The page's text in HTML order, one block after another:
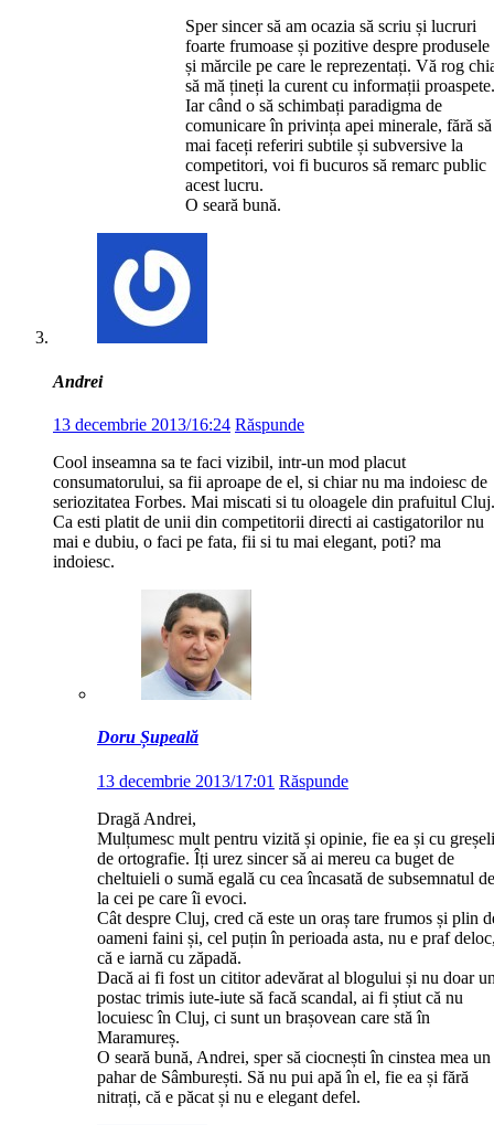
Sper sincer să am ocazia să scriu și lucruri
foarte frumoase și pozitive despre produsele
și mărcile pe care le reprezentați. Vă rog
să mă țineți la curent cu informații proaspete.
Iar când o să schimbați paradigma de
comunicare în privința apei minerale, fără să
mai faceți referiri subtile și subversive la
competitori, voi fi bucuros să remarc public
acest lucru.
O seară bună.
Andrei
13 decembrie 2013/16:24 Răspunde
Cool inseamna sa te faci vizibil, intr-un mod placut
consumatorului, sa fii aproape de el, si chiar nu ma indoiesc de
seriozitatea Forbes. Mai miscati si tu oloagele din prafuitul Cluj.
Ca esti platit de unii din competitorii directi ai castigatorilor nu
mai e dubiu, o faci pe fata, fii si tu mai elegant, poti? ma
indoiesc.
Doru Șupeală
13 decembrie 2013/17:01 Răspunde
Dragă Andrei,
Mulțumesc mult pentru vizită și opinie, fie ea și cu greșeli
de ortografie. Îți urez sincer să ai mereu ca buget de
cheltuieli o sumă egală cu cea încasată de subsemnatul de
la cei pe care îi evoci.
Cât despre Cluj, cred că este un oraș tare frumos și plin
oameni faini și, cel puțin în perioada asta, nu e praf
că e iarnă cu zăpadă.
Dacă ai fi fost un cititor adevărat al blogului și nu doar
postac trimis iute-iute să facă scandal, ai fi știut că nu
locuiesc în Cluj, ci sunt un brașovean care stă în
Maramureș.
O seară bună, Andrei, sper să ciocnești în cinstea mea un
pahar de Sâmburești. Să nu pui apă în el, fie ea și fără
nitrați, că e păcat și nu e elegant defel.